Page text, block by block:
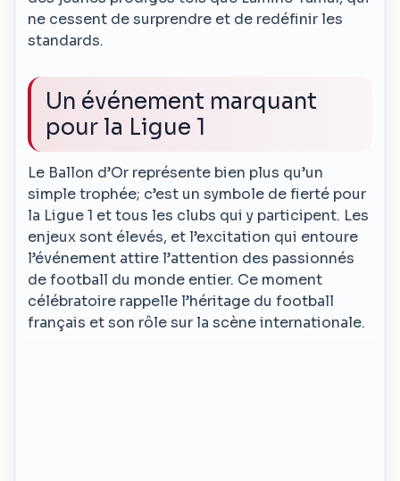
ne cessent de surprendre et de redéfinir les
standards.
Un événement marquant
pour la Ligue 1
Le Ballon d’Or représente bien plus qu’un
simple trophée; c’est un symbole de fierté pour
la Ligue 1 et tous les clubs qui y participent. Les
enjeux sont élevés, et l’excitation qui entoure
l’événement attire l’attention des passionnés
de football du monde entier. Ce moment
célébratoire rappelle l’héritage du football
français et son rôle sur la scène internationale.